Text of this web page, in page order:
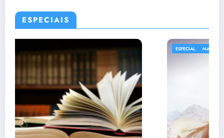
ESPECIAIS